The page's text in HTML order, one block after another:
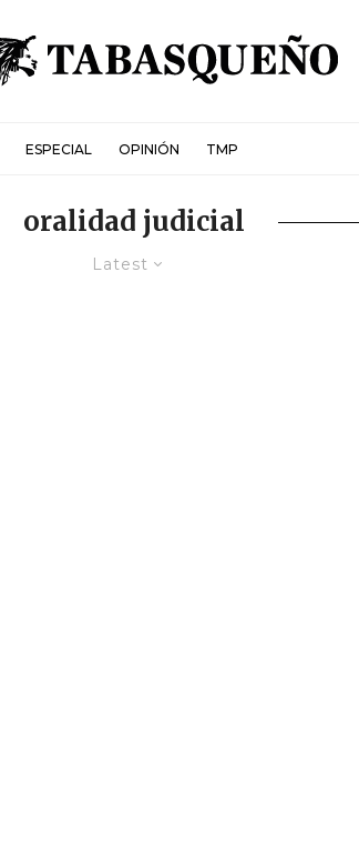
ESPECIAL OPINIÓN TMP
oralidad judicial
Latest